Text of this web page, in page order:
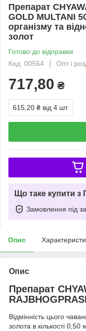
Препарат
GOLD MULTANI
організму та
золот
Готово до відправки
Код: 00564
Опт і
717,80 ₴
615,20 ₴ від 4 шт.
Що таке купити з
Замовлення під
Опис
Опис
Препарат
Відмінність цього
золота в кількості